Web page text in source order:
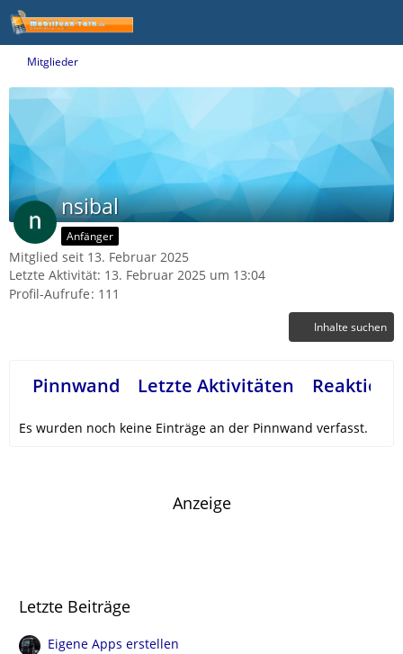
Mitglieder
nsibal
Anfänger
Mitglied seit 13. Februar 2025
Letzte Aktivität: 13. Februar 2025 um 13:04
Profil-Aufrufe 111
Inhalte suchen
Pinnwand Letzte Aktivitäten
Es wurden noch keine Einträge an der Pinnwand verfasst.
Anzeige
Letzte Beiträge
Eigene Apps erstellen